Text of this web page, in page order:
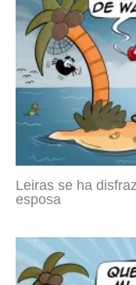
Leiras se ha
esposa